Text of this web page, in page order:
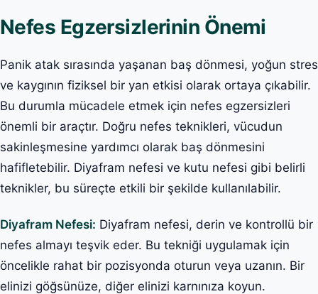
Nefes Egzersizlerinin Önemi
Panik atak sırasında yaşanan baş dönmesi, yoğun stres
ve kaygının fiziksel bir yan etkisi olarak ortaya çıkabilir.
Bu durumla mücadele etmek için nefes egzersizleri
önemli bir araçtır. Doğru nefes teknikleri, vücudun
sakinleşmesine yardımcı olarak baş dönmesini
hafifletebilir. Diyafram nefesi ve kutu nefesi gibi belirli
teknikler, bu süreçte etkili bir şekilde kullanılabilir.
Diyafram Nefesi: Diyafram nefesi, derin ve kontrollü bir
nefes almayı teşvik eder. Bu tekniği uygulamak için
öncelikle rahat bir pozisyonda oturun veya uzanın. Bir
elinizi göğsünüze, diğer elinizi karnınıza koyun.